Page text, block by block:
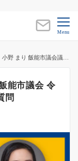
Menu
小野 まり 飯能市議会議員が、飯能市議会 令和7年6月定例会 本会議で一般質問
能市議会 令
問